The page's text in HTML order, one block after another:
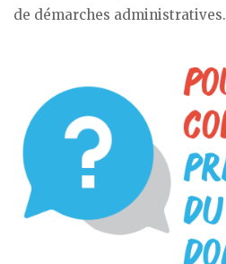
de démarches administratives.